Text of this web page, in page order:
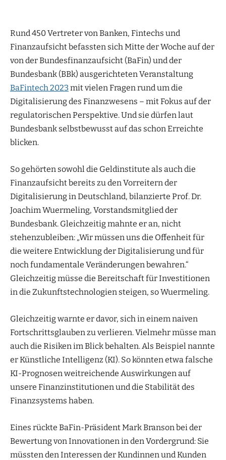
Rund 450 Vertreter von Banken, Fintechs und
Finanzaufsicht befassten sich Mitte der Woche auf der
von der Bundesfinanzaufsicht (BaFin) und der
Bundesbank (BBk) ausgerichteten Veranstaltung
BaFintech 2023 mit vielen Fragen rund um die
Digitalisierung des Finanzwesens – mit Fokus auf der
regulatorischen Perspektive. Und sie dürfen laut
Bundesbank selbstbewusst auf das schon Erreichte
blicken.
So gehörten sowohl die Geldinstitute als auch die
Finanzaufsicht bereits zu den Vorreitern der
Digitalisierung in Deutschland, bilanzierte Prof. Dr.
Joachim Wuermeling, Vorstandsmitglied der
Bundesbank. Gleichzeitig mahnte er an, nicht
stehenzubleiben: „Wir müssen uns die Offenheit für
die weitere Entwicklung der Digitalisierung und für
noch fundamentale Veränderungen bewahren.“
Gleichzeitig müsse die Bereitschaft für Investitionen
in die Zukunftstechnologien steigen, so Wuermeling.
Gleichzeitig warnte er davor, sich in einem naiven
Fortschrittsglauben zu verlieren. Vielmehr müsse man
auch die Risiken im Blick behalten. Als Beispiel nannte
er Künstliche Intelligenz (KI). So könnten etwa falsche
KI-Prognosen weitreichende Auswirkungen auf
unsere Finanzinstitutionen und die Stabilität des
Finanzsystems haben.
Eines rückte BaFin-Präsident Mark Branson bei der
Bewertung von Innovationen in den Vordergrund: Sie
müssten den Interessen der Kundinnen und Kunden